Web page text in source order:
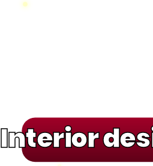
Interior